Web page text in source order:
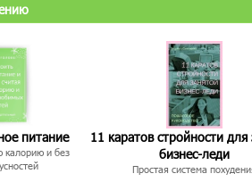
питание
калорию и без
11 каратов стройности для
бизнес-леди
Простая система